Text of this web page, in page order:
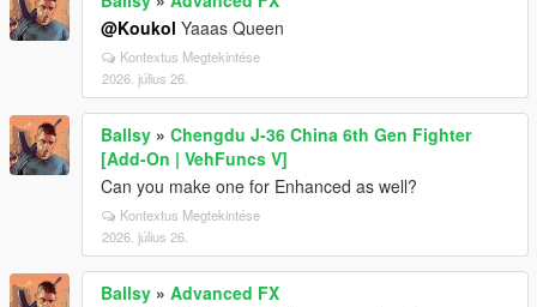
@Koukol Yaaas Queen
Kontextus Megtekintése
2026. július 26.
Ballsy » Chengdu J-36 China 6th Gen Fighter
[Add-On | VehFuncs V]
Can you make one for Enhanced as well?
Kontextus Megtekintése
2026. július 26.
Ballsy » Advanced FX